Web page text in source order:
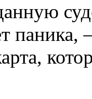
паника,